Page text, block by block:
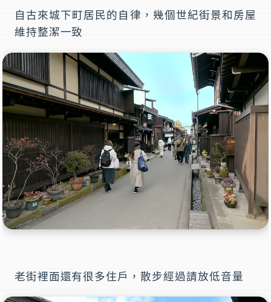
自古來城下町居民的自律，幾個世紀街景和房屋
維持整潔一致
老街裡面還有很多住戶，散步經過請放低音量